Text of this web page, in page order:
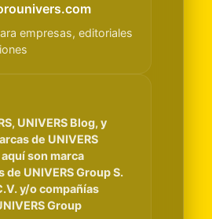
empresas, editoriales
UNIVERS Blog, y
de UNIVERS
son marca
de UNIVERS Group S.
y/o compañías
Group